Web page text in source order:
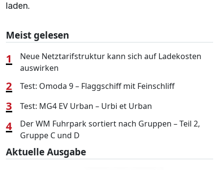
laden.
Meist gelesen
1
Neue Netztarifstruktur kann sich auf Ladekosten
auswirken
2 Test: Omoda 9 – Flaggschiff mit Feinschliff
3 Test: MG4 EV Urban – Urbi et Urban
4
Der WM Fuhrpark sortiert nach Gruppen – Teil 2,
Gruppe C und D
Aktuelle Ausgabe